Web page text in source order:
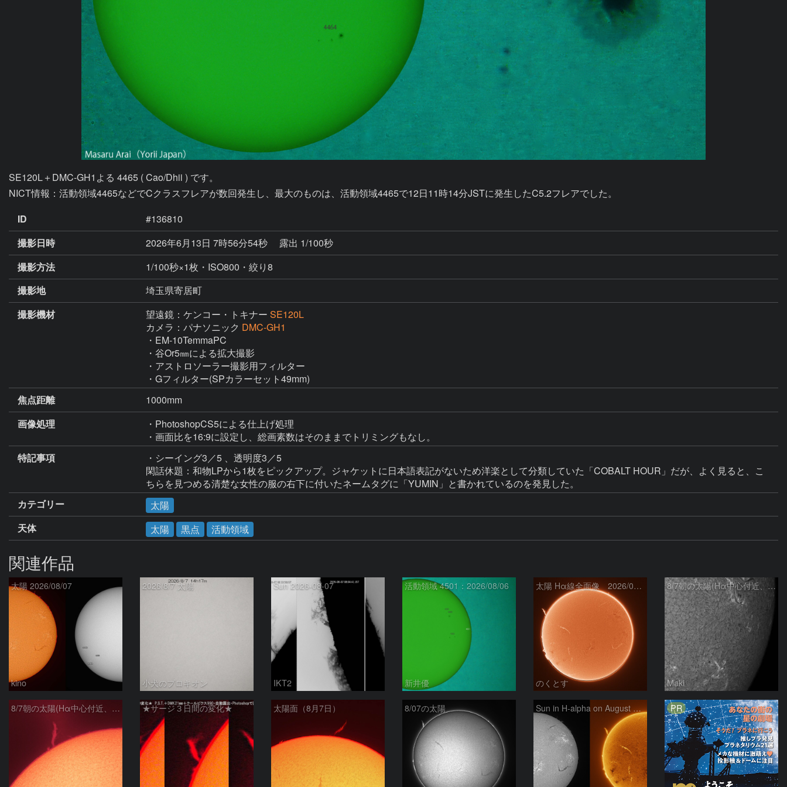
SE120L＋DMC-GH1よる 4465 ( Cao/Dhii ) です。
ID
#136810
撮影日時
2026年6月13日 7時56分54秒
露出 1/100秒
撮影方法
1/100秒×1枚・ISO800・絞り8
撮影地
埼玉県寄居町
撮影機材
望遠鏡：ケンコー・トキナー SE120L
カメラ：パナソニック DMC-GH1
・EM-10TemmaPC
・谷Or5㎜による拡大撮影
・アストロソーラー撮影用フィルター
・Gフィルター(SPカラーセット49mm)
焦点距離
1000mm
画像処理
・PhotoshopCS5による仕上げ処理
・画面比を16:9に設定し、総画素数はそのままでトリミングもなし。
特記事項
・シーイング3／5 、透明度3／5
閑話休題：和物LPから1枚をピックアップ。ジャケットに日本語表記がないため洋楽として分類していた「COBALT HOUR」だが、よく見ると、こ
ちらを見つめる清楚な女性の服の右下に付いたネームタグに「YUMIN」と書かれているのを発見した。
カテゴリー
太陽
天体
太陽 黒点 活動領域
関連作品
太陽 2026/08/07
kino
2026/8/7 太陽
小犬のプロキオン
Sun 2026-08-07
IKT2
活動領域 4501：2026/08/06
新井優
太陽 Hα線全面像 2026/08/07
のくとす
8/7朝の太陽(Hα中心付近、4498、4502付近)
Maki
8/7朝の太陽(Hα中心付近、プロミネンス) ★サージ３日間の変化★ 太陽面（8月7日） 8/07の太陽 Sun in H-alpha on August 7, 2026 PR